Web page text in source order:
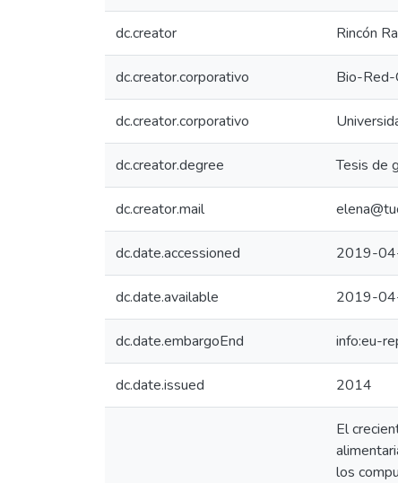
dc.creator Rincón
dc.creator.corporativo Bio-Red-
dc.creator.corporativo
dc.creator.degree Tesis de
dc.creator.mail
dc.date.accessioned 2019-
dc.date.available 2019-
dc.date.embargoEnd info:eu-
dc.date.issued 2014
El
los